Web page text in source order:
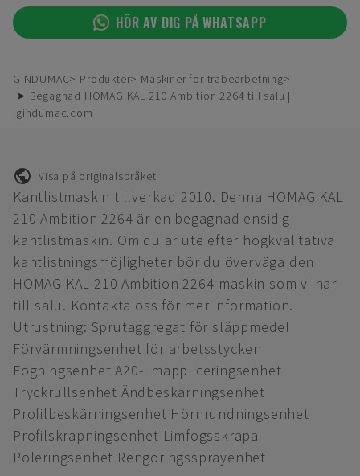
HÖR AV DIG PÅ WHATSAPP
GINDUMAC Produkter
Maskiner för träbearbetning
➤ Begagnad HOMAG KAL 210 Ambition 2264 till salu |
gindumac.com
Visa på originalspråket
Kantlistmaskin tillverkad 2010. Denna HOMAG KAL
210 Ambition 2264 är en begagnad ensidig
kantlistmaskin. Om du är ute efter högkvalitativa
kantlistningsmöjligheter bör du överväga den
HOMAG KAL 210 Ambition 2264-maskin som vi har
till salu. Kontakta oss för mer information.
Utrustning: Sprutaggregat för släppmedel
Förvärmningsenhet för arbetsstycken
Fogningsenhet A20-limappliceringsenhet
Tryckrullsenhet Ändbeskärningsenhet
Profilbeskärningsenhet Hörnrundningsenhet
Profilskrapningsenhet Limfogsskrapa
Poleringsenhet Rengöringssprayenhet